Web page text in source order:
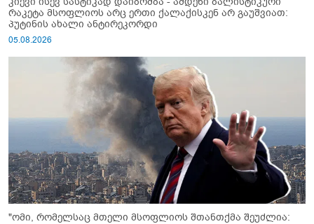
რაკეტა მსოფლიოს არც ერთი ქალაქისკენ არ გაუშვიათ:
პუტინის ახალი ანტირეკორდი
05.08.2026
"ომი, რომელსაც მთელი მსოფლიოს შთანთქმა შეუძლია: